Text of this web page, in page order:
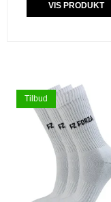
VIS PRODUKT
Tilbud